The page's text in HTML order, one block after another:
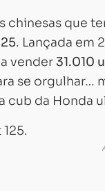
chinesas que
. Lançada em
vender31.010
se orgulhar…
cub da Honda